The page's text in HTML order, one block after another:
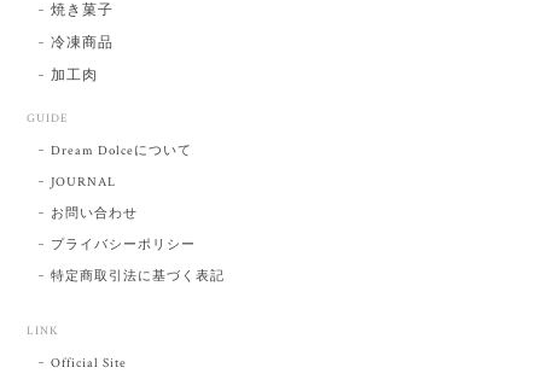
焼き菓子
冷凍商品
加工肉
GUIDE
Dream Dolceについて
JOURNAL
お問い合わせ
プライバシーポリシー
特定商取引法に基づく表記
LINK
Official Site